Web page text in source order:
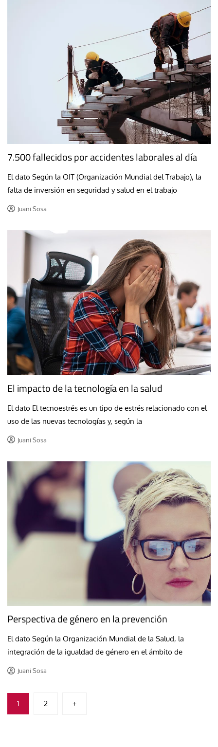
7.500 fallecidos por accidentes laborales al día
El dato Según la OIT (Organización Mundial del Trabajo), la
falta de inversión en seguridad y salud en el trabajo
Juani Sosa
El impacto de la tecnología en la salud
El dato El tecnoestrés es un tipo de estrés relacionado con el
uso de las nuevas tecnologías y, según la
Juani Sosa
Perspectiva de género en la prevención
El dato Según la Organización Mundial de la Salud, la
integración de la igualdad de género en el ámbito de
Juani Sosa
Paginación
de
1 2 +